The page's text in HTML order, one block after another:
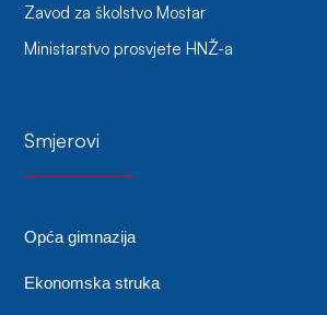
Zavod za školstvo Mostar
Ministarstvo prosvjete HNŽ-a
Smjerovi
Opća gimnazija
Ekonomska struka